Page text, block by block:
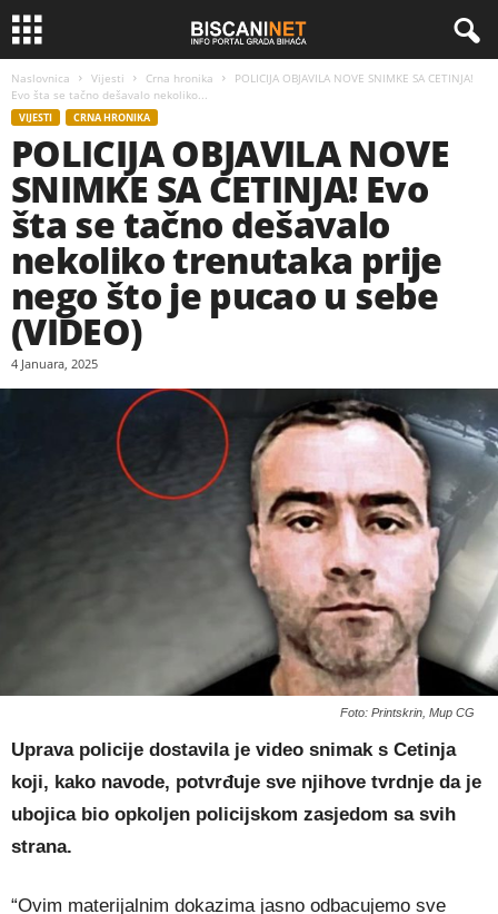
Naslovnica Vijesti Crna hronika
POLICIJA OBJAVILA NOVE SNIMKE SA CETINJA!
Evo šta se tačno dešavalo nekoliko...
VIJESTI CRNA HRONIKA
POLICIJA OBJAVILA NOVE
SNIMKE SA CETINJA! Evo
šta se tačno dešavalo
nekoliko trenutaka prije
nego što je pucao u sebe
(VIDEO)
4 Januara, 2025
Foto: Printskrin, Mup CG
Uprava policije dostavila je video snimak s Cetinja
koji, kako navode, potvrđuje sve njihove tvrdnje da je
ubojica bio opkoljen policijskom zasjedom sa svih
strana.
“Ovim materijalnim dokazima jasno odbacujemo sve